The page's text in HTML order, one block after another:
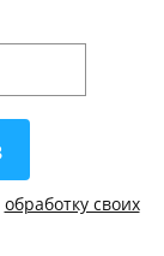
обработку своих